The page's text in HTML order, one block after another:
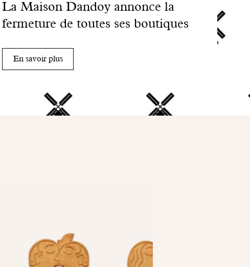
La Maison Dandoy annonce la
fermeture de toutes ses boutiques
En savoir plus